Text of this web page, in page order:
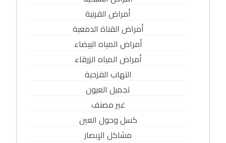
أمراض القرنية
أمراض القناة الدمعية
أمراض المياه البيضاء
أمراض المياه الزرقاء
التهاب القزحية
تجميل العيون
غير مصنف
كسل وحول العين
مشاكل الإبصار